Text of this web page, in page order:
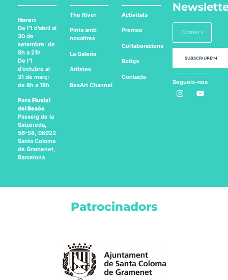
Horari
De l’1 d’abril al
30 de
setembre: de
8h a 21h
De l’1
d’octubre al
31 de març:
de 8h a 18h
Parc Fluvial
del Besòs
Passeig de la
Salzereda,
56-58, 08922
Santa Coloma
de Gramenet,
Barcelona
The River
Pinta amb
nosaltres
La Galería
Artistes
BesArt Channel
Activitats
Premsa
Col·laboracions
Botiga
Contacte
SUBSCRIURE'M
Segueix-nos
a:
Patrocinadors